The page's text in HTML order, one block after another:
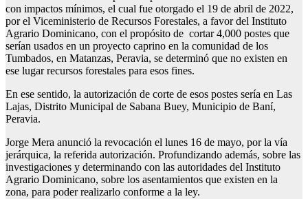
con impactos mínimos, el cual fue otorgado el 19 de abril de 2022,
por el Viceministerio de Recursos Forestales, a favor del Instituto
Agrario Dominicano, con el propósito de cortar 4,000 postes que
serían usados en un proyecto caprino en la comunidad de los
Tumbados, en Matanzas, Peravia, se determinó que no existen en
ese lugar recursos forestales para esos fines.
En ese sentido, la autorización de corte de esos postes sería en Las
Lajas, Distrito Municipal de Sabana Buey, Municipio de Baní,
Peravia.
Jorge Mera anunció la revocación el lunes 16 de mayo, por la vía
jerárquica, la referida autorización. Profundizando además, sobre las
investigaciones y determinando con las autoridades del Instituto
Agrario Dominicano, sobre los asentamientos que existen en la
zona, para poder realizarlo conforme a la ley.